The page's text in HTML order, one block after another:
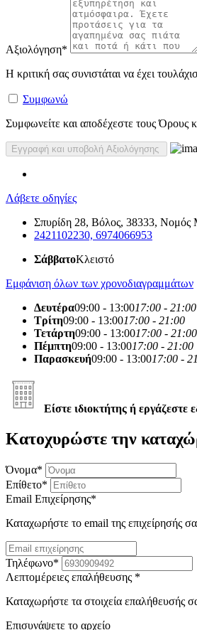
Αξιολόγηση*
Η κριτική σας συνιστάται να έχει
Συμφωνώ
Συμφωνείτε και αποδέχεστε τους Όρους
Λάβετε οδηγίες
Σπυρίδη 28, Βόλος, 38333, Νομός
2421102230, 6974066953
ΣάββατοΚλειστό
Εμφάνιση όλων των χρονοδιαγραμμάτων
Δευτέρα09:00 - 13:0017:00 - 21:00
Τρίτη09:00 - 13:0017:00 - 21:00
Τετάρτη09:00 - 13:0017:00 - 21:00
Πέμπτη09:00 - 13:0017:00 - 21:00
Παρασκευή09:00 - 13:0017:00 -
Είστε ιδιοκτήτης ή εργάζεστε
Κατοχυρώστε την
Όνομα*
Επίθετο*
Email Επιχείρησης*
Καταχωρήστε το email της επιχείρησής
Τηλέφωνο*
Λεπτομέρειες επαλήθευσης *
Καταχωρήστε τα στοιχεία επαλήθευσής
Επισυνάψετε το αρχείο